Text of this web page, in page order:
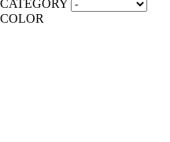
CATEGORY
COLOR